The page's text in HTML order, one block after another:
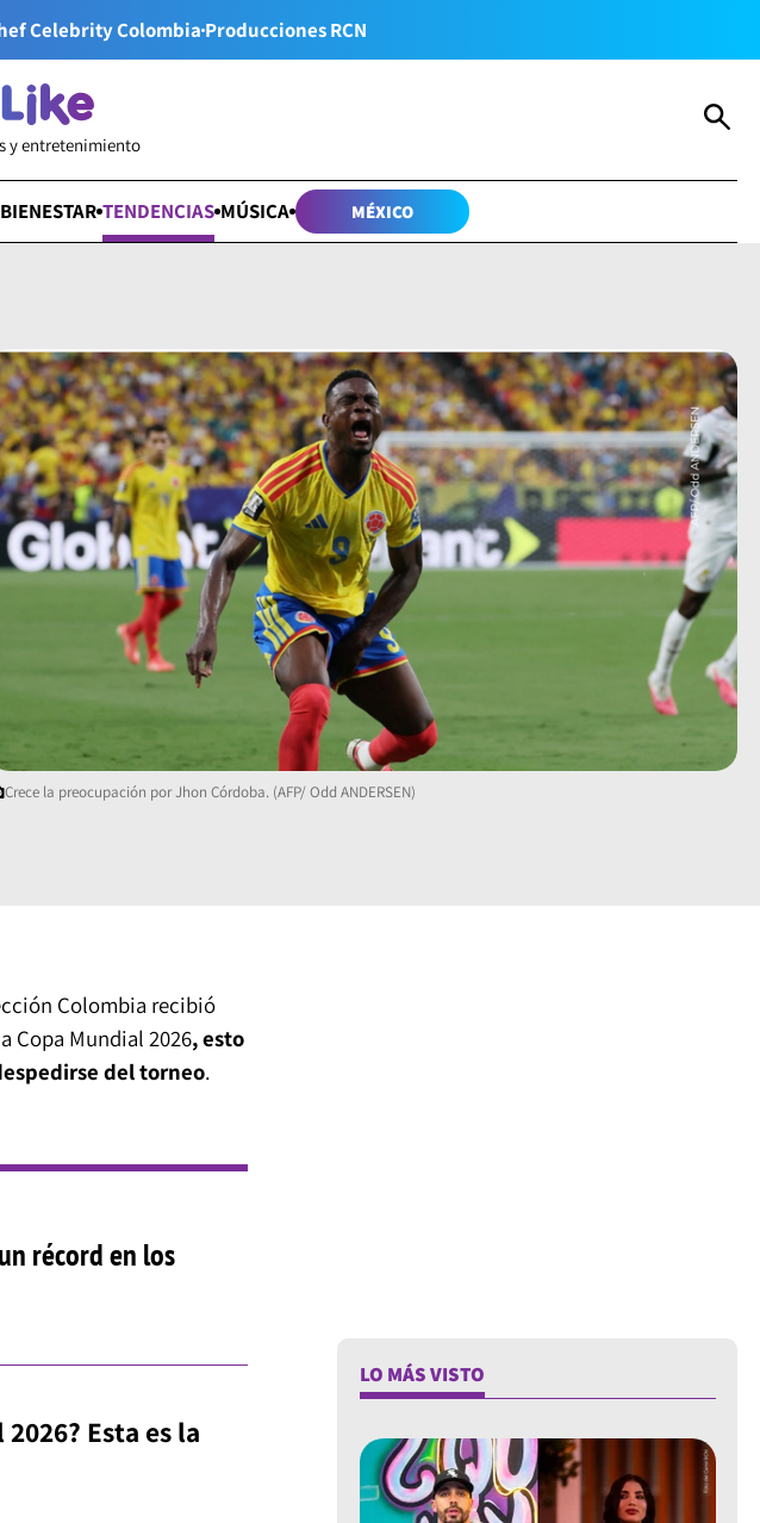
Celebrity ColombiaProducciones RCN
y entretenimiento
TENDENCIAS MÚSICA MÉXICO
Crece la preocupación por Jhon Córdoba. (AFP/ Odd ANDERSEN)
Colombia recibió
Copa Mundial 2026, esto
del torneo.
récord en los
Esta es la
LO MÁS VISTO